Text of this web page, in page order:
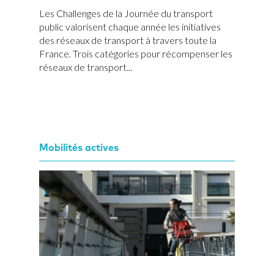
Les Challenges de la Journée du transport
public valorisent chaque année les initiatives
des réseaux de transport à travers toute la
France. Trois catégories pour récompenser les
réseaux de transport...
Mobilités actives